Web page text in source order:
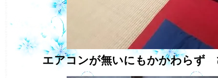
エアコンが無いにもかかわらず